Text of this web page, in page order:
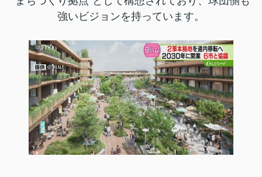
強いビジョンを持っています。